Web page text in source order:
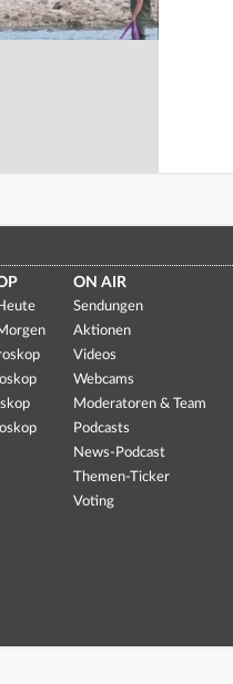
ON AIR
Sendungen
Aktionen
Videos
Webcams
Moderatoren & Team
Podcasts
News-Podcast
Themen-Ticker
Voting